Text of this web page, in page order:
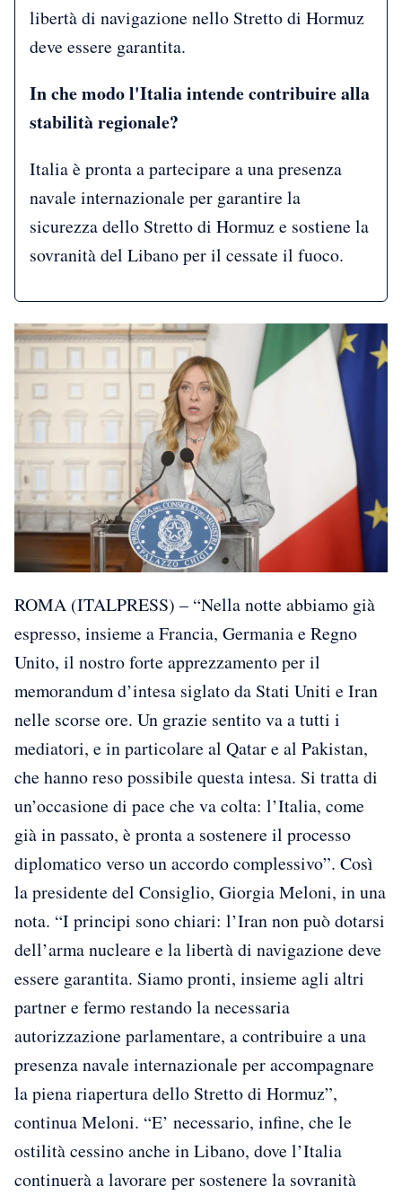
libertà di navigazione nello Stretto di Hormuz
deve essere garantita.
In che modo l'Italia intende contribuire alla
stabilità regionale?
Italia è pronta a partecipare a una presenza
navale internazionale per garantire la
sicurezza dello Stretto di Hormuz e sostiene la
sovranità del Libano per il cessate il fuoco.
ROMA (ITALPRESS) – “Nella notte abbiamo già
espresso, insieme a Francia, Germania e Regno
Unito, il nostro forte apprezzamento per il
memorandum d’intesa siglato da Stati Uniti e Iran
nelle scorse ore. Un grazie sentito va a tutti i
mediatori, e in particolare al Qatar e al Pakistan,
che hanno reso possibile questa intesa. Si tratta di
un’occasione di pace che va colta: l’Italia, come
già in passato, è pronta a sostenere il processo
diplomatico verso un accordo complessivo”. Così
la presidente del Consiglio, Giorgia Meloni, in una
nota. “I principi sono chiari: l’Iran non può dotarsi
dell’arma nucleare e la libertà di navigazione deve
essere garantita. Siamo pronti, insieme agli altri
partner e fermo restando la necessaria
autorizzazione parlamentare, a contribuire a una
presenza navale internazionale per accompagnare
la piena riapertura dello Stretto di Hormuz”,
continua Meloni. “E’ necessario, infine, che le
ostilità cessino anche in Libano, dove l’Italia
continuerà a lavorare per sostenere la sovranità